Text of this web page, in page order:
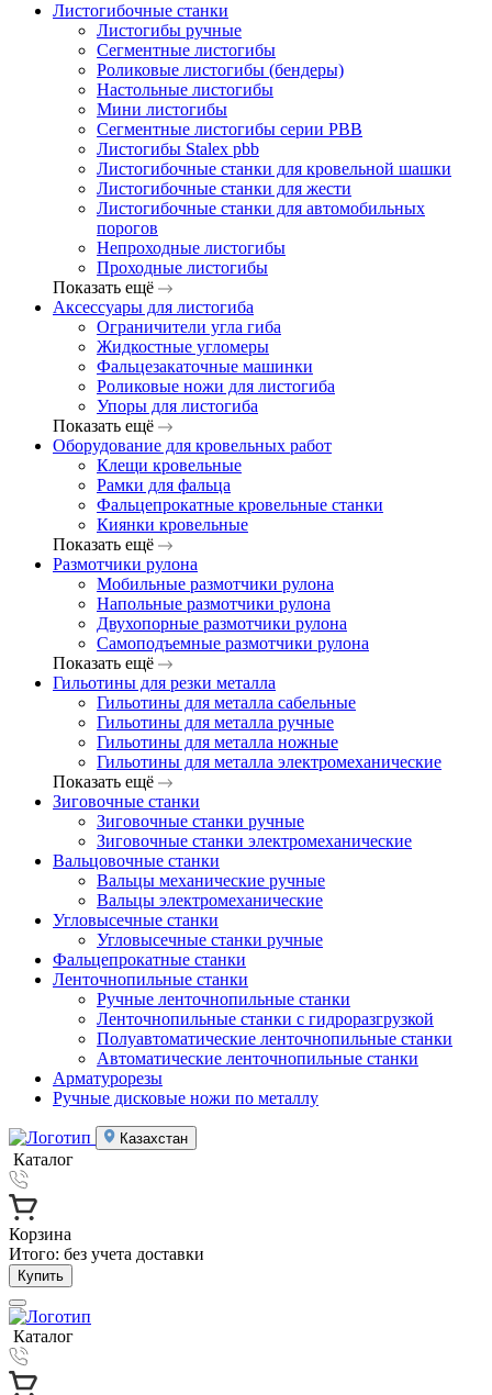
Листогибочные станки
Листогибы ручные
Сегментные листогибы
Роликовые листогибы (бендеры)
Настольные листогибы
Мини листогибы
Сегментные листогибы серии PBB
Листогибы Stalex pbb
Листогибочные станки для кровельной шашки
Листогибочные станки для жести
Листогибочные станки для автомобильных
порогов
Непроходные листогибы
Проходные листогибы
Показать ещё
Аксессуары для листогиба
Ограничители угла гиба
Жидкостные угломеры
Фальцезакаточные машинки
Роликовые ножи для листогиба
Упоры для листогиба
Показать ещё
Оборудование для кровельных работ
Клещи кровельные
Рамки для фальца
Фальцепрокатные кровельные станки
Киянки кровельные
Показать ещё
Размотчики рулона
Мобильные размотчики рулона
Напольные размотчики рулона
Двухопорные размотчики рулона
Самоподъемные размотчики рулона
Показать ещё
Гильотины для резки металла
Гильотины для металла сабельные
Гильотины для металла ручные
Гильотины для металла ножные
Гильотины для металла электромеханические
Показать ещё
Зиговочные станки
Зиговочные станки ручные
Зиговочные станки электромеханические
Вальцовочные станки
Вальцы механические ручные
Вальцы электромеханические
Угловысечные станки
Угловысечные станки ручные
Фальцепрокатные станки
Ленточнопильные станки
Ручные ленточнопильные станки
Ленточнопильные станки с гидроразгрузкой
Полуавтоматические ленточнопильные станки
Автоматические ленточнопильные станки
Арматурорезы
Ручные дисковые ножи по металлу
Казахстан
Каталог
Корзина
Итого: без учета доставки
Купить
Каталог